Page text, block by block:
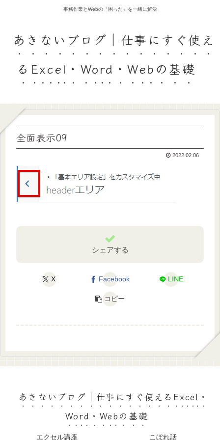
事務作業とWebの「困った」を一緒に解決
あきないブログ｜仕事にすぐ使え
るExcel・Word・Webの基礎
全面表示09
2022.02.06
シェアする
X Facebook LINE
コピー
あきないブログ｜仕事にすぐ使えるExcel・
Word・Webの基礎
エクセル講座 こぼれ話